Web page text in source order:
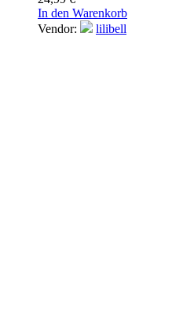
In den Warenkorb
Vendor:
lilibell